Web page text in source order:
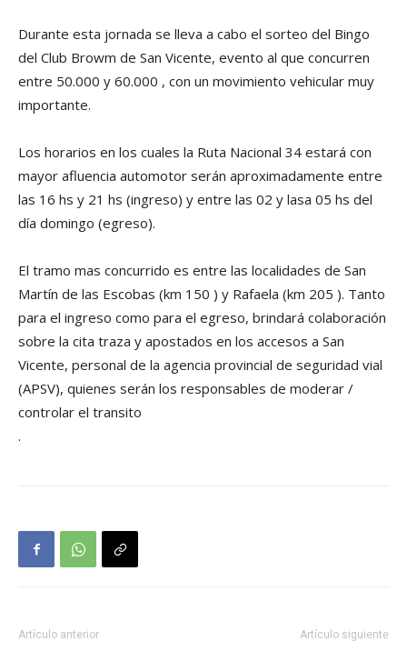
Durante esta jornada se lleva a cabo el sorteo del Bingo
del Club Browm de San Vicente, evento al que concurren
entre 50.000 y 60.000 , con un movimiento vehicular muy
importante.
Los horarios en los cuales la Ruta Nacional 34 estará con
mayor afluencia automotor serán aproximadamente entre
las 16 hs y 21 hs (ingreso) y entre las 02 y lasa 05 hs del
día domingo (egreso).
El tramo mas concurrido es entre las localidades de San
Martín de las Escobas (km 150 ) y Rafaela (km 205 ). Tanto
para el ingreso como para el egreso, brindará colaboración
sobre la cita traza y apostados en los accesos a San
Vicente, personal de la agencia provincial de seguridad vial
(APSV), quienes serán los responsables de moderar /
controlar el transito
.
Artículo anterior Artículo siguiente